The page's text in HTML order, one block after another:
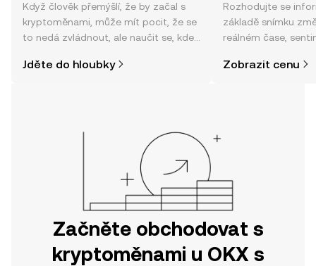
Když člověk přemýšlí, že by začal s
kryptoměnami, může mít pocit, že se
to nedá zvládnout, ale naučit se, kde
jednodušší, než si myslíte. Odstartujte
Jděte do hloubky
Rozhodujte se
základě snímku
reálném čase,
Zobrazit cenu
Začněte obchodovat s
kryptoměnami u OKX s